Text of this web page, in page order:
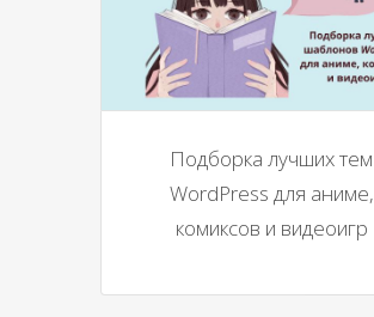
Подборка лучших тем
WordPress для аниме,
комиксов и видеоигр